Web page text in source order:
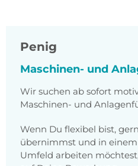
Penig
Maschinen- und
Wir suchen ab sofort
Maschinen- und
Wenn Du flexibel bist,
übernimmst und in
Umfeld arbeiten